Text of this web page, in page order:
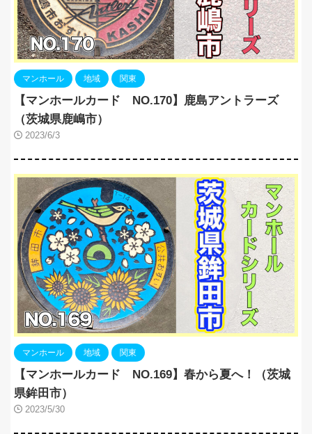
マンホール 地域 関東
【マンホールカード NO.170】鹿島アントラーズ
（茨城県鹿嶋市）
2023/6/3
マンホール 地域 関東
【マンホールカード NO.169】春から夏へ！（茨城
県鉾田市）
2023/5/30